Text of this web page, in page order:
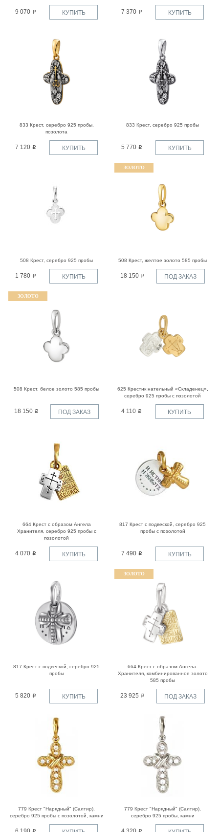
9 070 КУПИТЬ 7 370 КУПИТЬ
833 Крест, серебро 925 пробы,
позолота
7 120 КУПИТЬ
833 Крест, серебро 925 пробы
5 770 КУПИТЬ
508 Крест, серебро 925 пробы
1 780 КУПИТЬ
ЗОЛОТО
508 Крест, желтое золото 585 пробы
18 150 ПОД ЗАКАЗ
ЗОЛОТО
508 Крест, белое золото 585 пробы
18 150 ПОД ЗАКАЗ
625 Крестик нательный «Складенец»,
серебро 925 пробы с позолотой
4 110 КУПИТЬ
664 Крест с образом Ангела
Хранителя, серебро 925 пробы с
позолотой
4 070 КУПИТЬ
817 Крест с подвеской, серебро 925
пробы с позолотой
7 490 КУПИТЬ
817 Крест с подвеской, серебро 925
пробы
5 820 КУПИТЬ
ЗОЛОТО
664 Крест с образом Ангела-
Хранителя, комбинированное золото
585 пробы
23 925 ПОД ЗАКАЗ
779 Крест "Нарядный" (Салтир),
серебро 925 пробы с позолотой, камни
779 Крест "Нарядный" (Салтир),
серебро 925 пробы, камни